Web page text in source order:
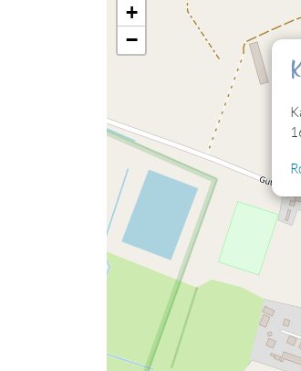
Sie müssen die Cookies
eingebettete Lagekarte
Cookies jetzt bearbeiten
+
−